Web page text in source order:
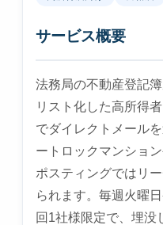
サービス概要
法務局の不動産登記
リスト化した高所得
でダイレクトメール
ートロックマンショ
ポスティングではリ
られます。毎週火曜
回1社様限定で、埋没